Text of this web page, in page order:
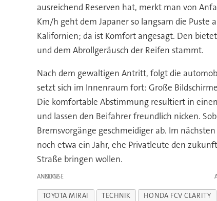
ausreichend Reserven hat, merkt man von
Km/h geht dem Japaner so langsam die Puste
Kalifornien; da ist Komfort angesagt. Den
und dem Abrollgeräusch der Reifen stammt.
Nach dem gewaltigen Antritt, folgt die
setzt sich im Innenraum fort: Große
Die komfortable Abstimmung resultiert in
und lassen den Beifahrer freundlich nicken.
Bremsvorgänge geschmeidiger ab. Im
noch etwa ein Jahr, ehe Privatleute den
Straße bringen wollen.
ANZEIGE
TOYOTA MIRAI TECHNIK HONDA FCV CLARITY